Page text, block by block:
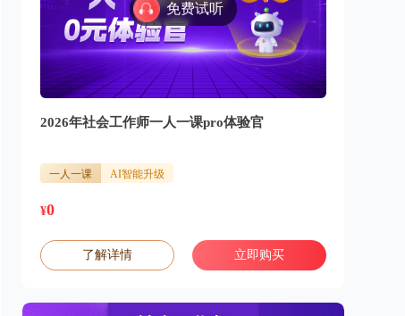
免费试听
2026年社会工作师一人一课pro体验官
一人一课 AI智能升级
¥0
了解详情 立即购买